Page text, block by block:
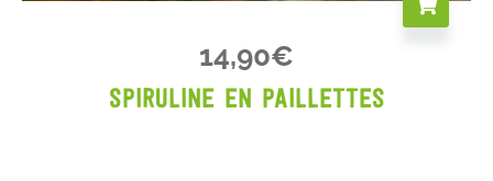
14,90€
Spiruline en paillettes